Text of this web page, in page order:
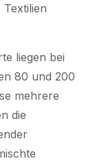
liegen bei
80 und 200
mehrere
die